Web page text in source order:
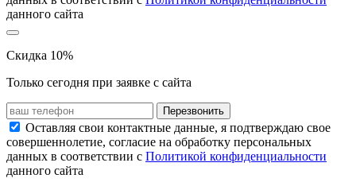
данного сайта
Скидка 10%
Только сегодня при заявке с сайта
Перезвонить
Оставляя свои контактные данные, я подтверждаю свое
совершеннолетие, согласие на обработку персональных
данных в соответствии с Политикой конфиденциальности
данного сайта